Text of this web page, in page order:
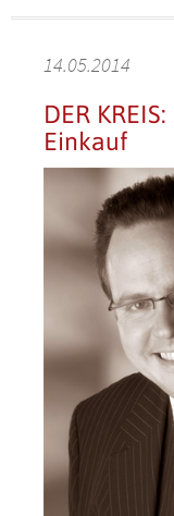
14.05.2014
DER
Einkauf